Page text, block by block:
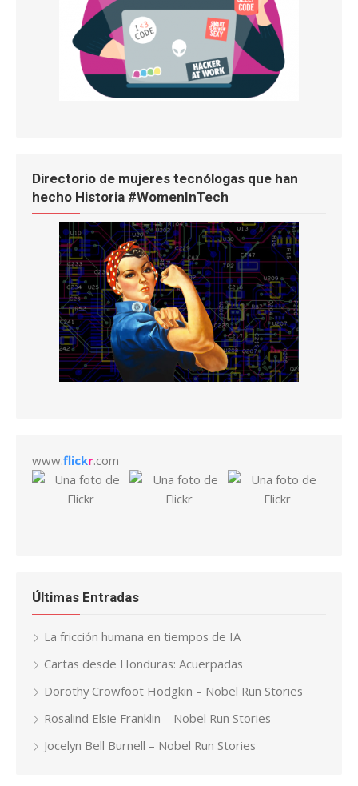
Directorio de mujeres tecnólogas que han
hecho Historia #WomenInTech
www.flickr.com
Últimas Entradas
La fricción humana en tiempos de IA
Cartas desde Honduras: Acuerpadas
Dorothy Crowfoot Hodgkin – Nobel Run Stories
Rosalind Elsie Franklin – Nobel Run Stories
Jocelyn Bell Burnell – Nobel Run Stories